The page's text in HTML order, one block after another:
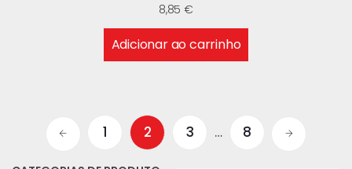
8,85€
Adicionar ao carrinho
1 2 3 … 8